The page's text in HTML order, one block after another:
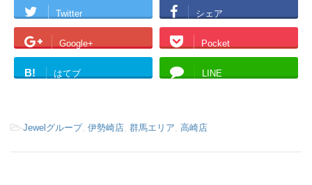
Twitter シェア
Google+ Pocket
B! はてブ LINE
-Jewelグループ, 伊勢崎店 群馬エリア 高崎店